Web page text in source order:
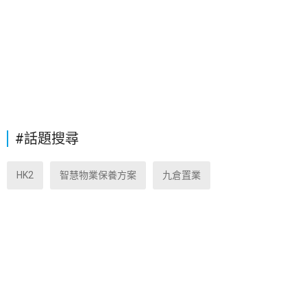
#話題搜尋
HK2 智慧物業保養方案 九倉置業